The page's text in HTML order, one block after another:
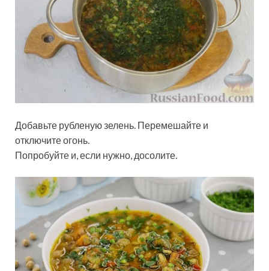
Добавьте рубленую зелень. Перемешайте и
отключите огонь.
Попробуйте и, если нужно, досолите.